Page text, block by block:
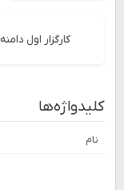
کارگزار اول دامنه
کلیدواژه‌ها
نام